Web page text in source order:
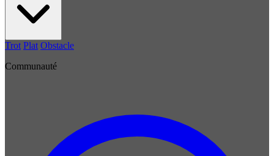
Trot Plat Obstacle
Communauté